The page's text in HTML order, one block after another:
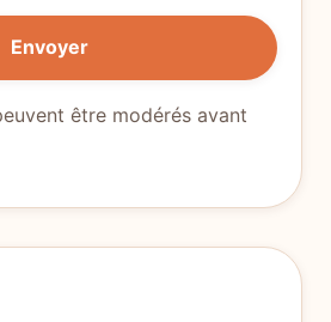
Envoyer
être modérés avant